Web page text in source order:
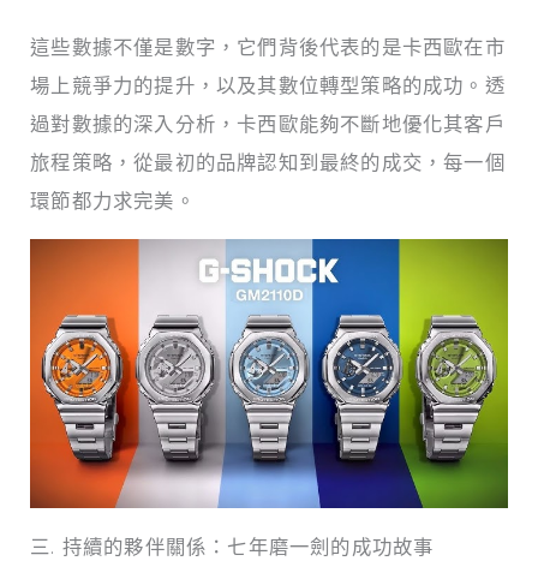
這些數據不僅是數字，它們背後代表的是卡西歐在市
場上競爭力的提升，以及其數位轉型策略的成功。透
過對數據的深入分析，卡西歐能夠不斷地優化其客戶
旅程策略，從最初的品牌認知到最終的成交，每一個
環節都力求完美。
三. 持續的夥伴關係：七年磨一劍的成功故事